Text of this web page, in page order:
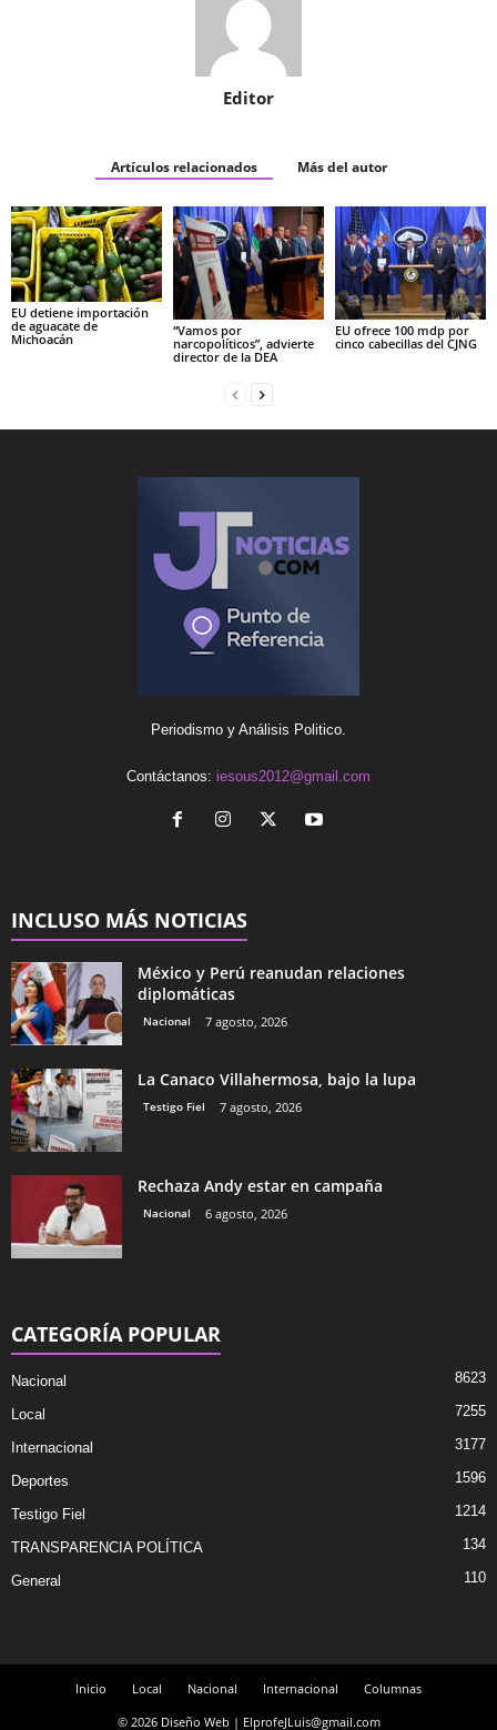
Editor
Artículos relacionados Más del autor
EU detiene importación
de aguacate de
Michoacán
“Vamos por
narcopolíticos”, advierte
director de la DEA
EU ofrece 100 mdp por
cinco cabecillas del CJNG
Periodismo y Análisis Politico.
Contáctanos: iesous2012@gmail.com
INCLUSO MÁS NOTICIAS
México y Perú reanudan relaciones
diplomáticas
Nacional 7 agosto, 2026
La Canaco Villahermosa, bajo la lupa
Testigo Fiel 7 agosto, 2026
Rechaza Andy estar en campaña
Nacional 6 agosto, 2026
CATEGORÍA POPULAR
Nacional 8623
Local 7255
Internacional 3177
Deportes 1596
Testigo Fiel 1214
TRANSPARENCIA POLÍTICA 134
General 110
Inicio Local Nacional Internacional
Columnas
© 2026 Diseño Web | ElprofeJLuis@gmail.com